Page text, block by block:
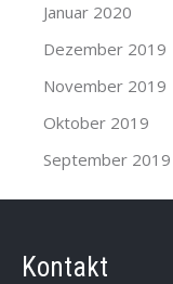
Januar 2020
Dezember 2019
November 2019
Oktober 2019
September 2019
Kontakt